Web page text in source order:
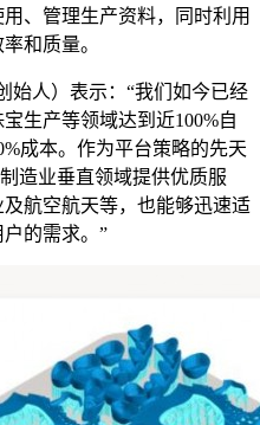
、管理生产资料，同时利用
和质量。
始人）表示：“我们如今已经
生产等领域达到近100%自
成本。作为平台策略的先天
造业垂直领域提供优质服
航空航天等，也能够迅速适
的需求。”